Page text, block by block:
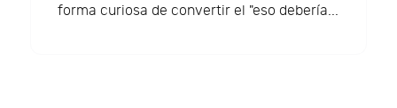
forma curiosa de convertir el "eso debería...